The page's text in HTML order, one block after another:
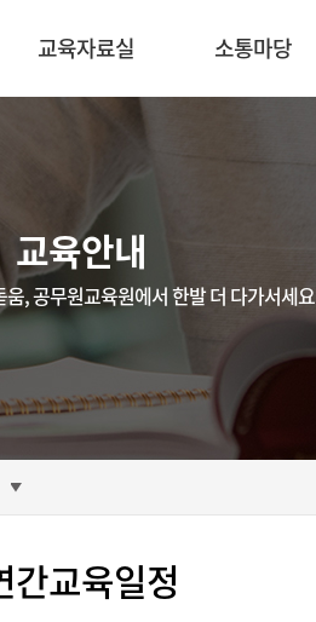
교육자료실 소통마당
교육안내
, 공무원교육원에서 한발 더 다가서세요
간교육일정